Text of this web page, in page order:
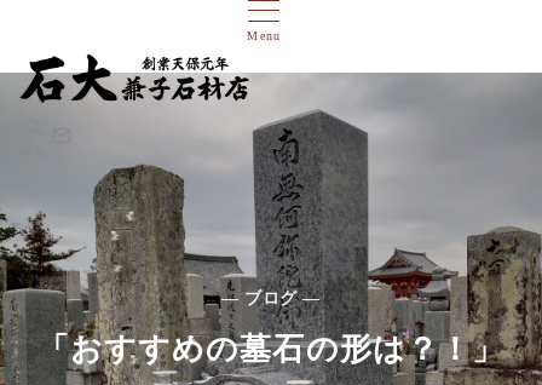
Menu
— ブログ —
「おすすめの墓石の形は？！」